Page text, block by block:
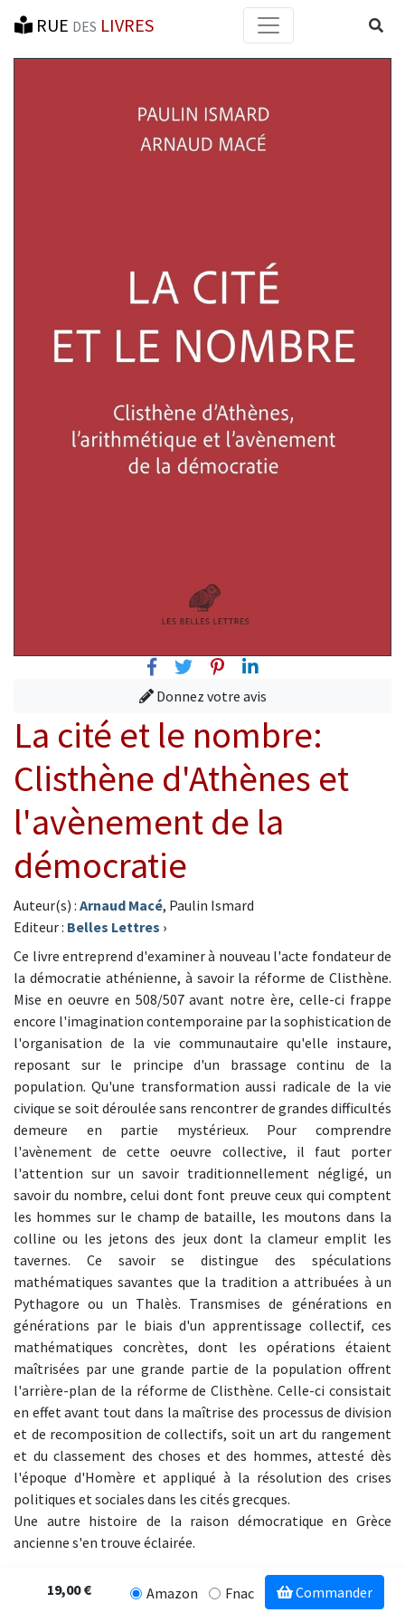
RUE DES LIVRES
FacebookTwitterPinterest
Linkedin
Donnez votre avis
La cité et le nombre:
Clisthène d'Athènes et
l'avènement de la
démocratie
Auteur(s) : Arnaud Macé, Paulin Ismard
Editeur : Belles Lettres ›
Ce livre entreprend d'examiner à nouveau l'acte fondateur de
la démocratie athénienne, à savoir la réforme de Clisthène.
Mise en oeuvre en 508/507 avant notre ère, celle-ci frappe
encore l'imagination contemporaine par la sophistication de
l'organisation de la vie communautaire qu'elle instaure,
reposant sur le principe d'un brassage continu de la
population. Qu'une transformation aussi radicale de la vie
civique se soit déroulée sans rencontrer de grandes difficultés
demeure en partie mystérieux. Pour comprendre
l'avènement de cette oeuvre collective, il faut porter
l'attention sur un savoir traditionnellement négligé, un
savoir du nombre, celui dont font preuve ceux qui comptent
les hommes sur le champ de bataille, les moutons dans la
colline ou les jetons des jeux dont la clameur emplit les
tavernes. Ce savoir se distingue des spéculations
mathématiques savantes que la tradition a attribuées à un
Pythagore ou un Thalès. Transmises de générations en
générations par le biais d'un apprentissage collectif, ces
mathématiques concrètes, dont les opérations étaient
maîtrisées par une grande partie de la population offrent
l'arrière-plan de la réforme de Clisthène. Celle-ci consistait
en effet avant tout dans la maîtrise des processus de division
et de recomposition de collectifs, soit un art du rangement
et du classement des choses et des hommes, attesté dès
l'époque d'Homère et appliqué à la résolution des crises
politiques et sociales dans les cités grecques.
Une autre histoire de la raison démocratique en Grèce
ancienne s'en trouve éclairée.
19,00 € Amazon Fnac Commander